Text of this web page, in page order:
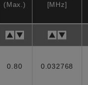
0.80 0.032768
(Max.)
[MHz]